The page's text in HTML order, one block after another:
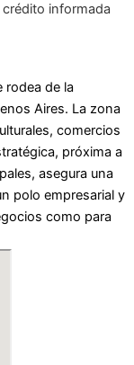
informada
rodea de la
Aires. La zona
comercios
próxima a
asegura una
polo empresarial y
como para